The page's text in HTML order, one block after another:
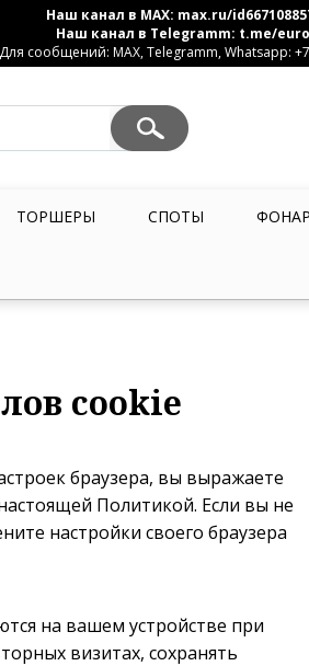
Наш канал в MAX: max.ru/
Наш канал в Telegramm: t.me/
Для сообщений: MAX, Telegramm, Whatsapp:
ТОРШЕРЫ СПОТЫ
cookie
браузера, вы выражаете
Политикой. Если вы не
настройки своего браузера
на вашем устройстве при
визитах, сохранять